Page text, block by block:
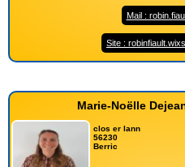
Mail :
Site :
Marie-Noëlle
clos er lann
56230
Berric